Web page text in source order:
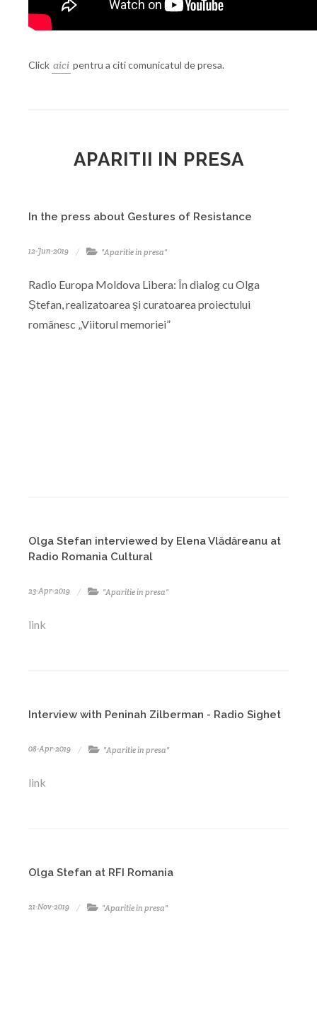
Click aici pentru a citi comunicatul de presa.
APARITII IN PRESA
In the press about Gestures of Resistance
12-Jun-2019 "Aparitie in presa"
Radio Europa Moldova Libera: În dialog cu Olga
Ștefan, realizatoarea și curatoarea proiectului
românesc „Viitorul memoriei”
Olga Stefan interviewed by Elena Vlădăreanu at
Radio Romania Cultural
23-Apr-2019 "Aparitie in presa"
link
Interview with Peninah Zilberman - Radio Sighet
08-Apr-2019 "Aparitie in presa"
link
Olga Stefan at RFI Romania
21-Nov-2019 "Aparitie in presa"